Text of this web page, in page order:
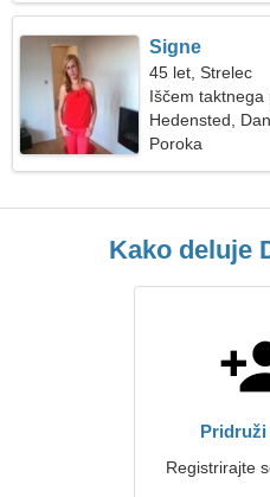
Signe
45 let, Strelec
Iščem taktnega
Hedensted,
Poroka
Kako deluje
Pridruži
Registrirajte